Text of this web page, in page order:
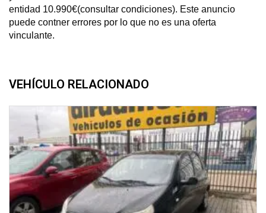
entidad 10.990€(consultar condiciones). Este anuncio
puede contner errores por lo que no es una oferta
vinculante.
VEHÍCULO RELACIONADO